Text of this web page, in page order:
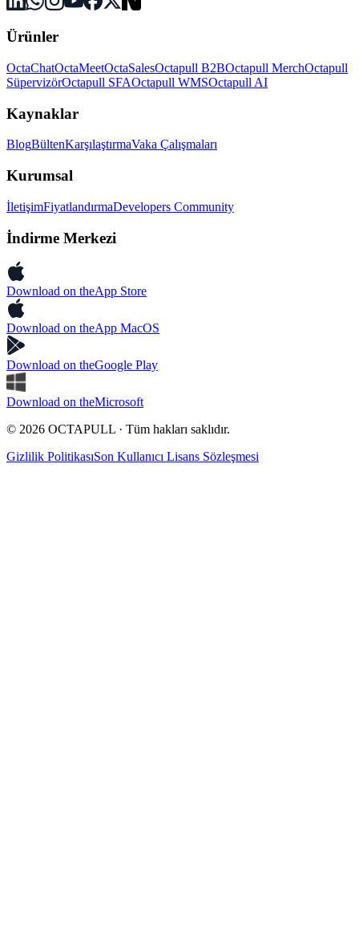
Ürünler
OctaChatOctaMeetOctaSalesOctapull B2BOctapull MerchOctapull
SüpervizörOctapull SFAOctapull WMSOctapull AI
Kaynaklar
BlogBültenKarşılaştırmaVaka Çalışmaları
Kurumsal
İletişimFiyatlandırmaDevelopers Community
İndirme Merkezi
Download on theApp Store
Download on theApp MacOS
Download on theGoogle Play
Download on theMicrosoft
© 2026 OCTAPULL · Tüm hakları saklıdır.
Gizlilik PolitikasıSon Kullanıcı Lisans Sözleşmesi